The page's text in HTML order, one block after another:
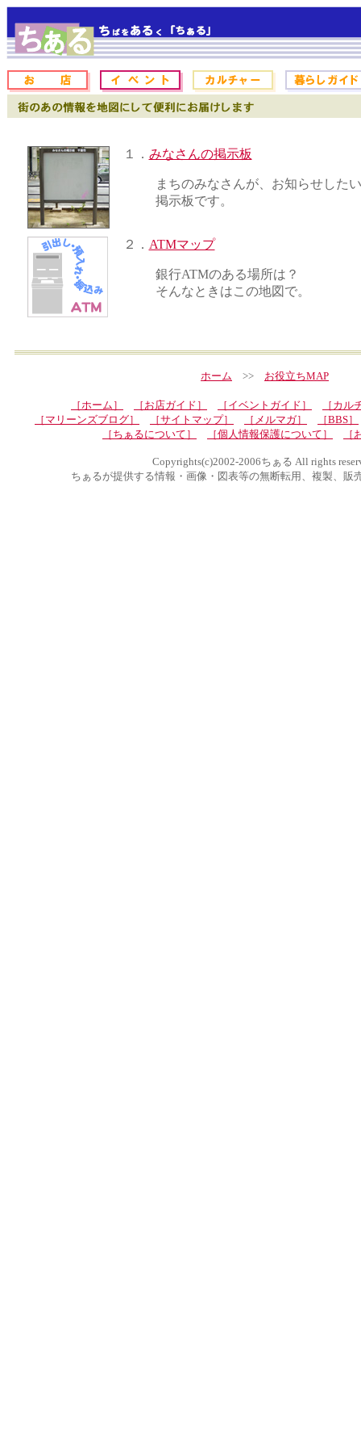
１． みなさんの掲示板
まちのみなさんが、お知らせした
掲示板です。
２． ATMマップ
銀行ATMのある場所は？
そんなときはこの地図で。
ホーム >> お役立ちMAP
［ホーム］ ［お店ガイド］ ［イベントガイド］
［カル
［マリーンズブログ］
［サイトマップ］ ［メルマガ］
［BBS］
［ちぁるについて］
［個人情報保護について］ ［
Copyrights(c)2002-2006ちぁる All rights
ちぁるが提供する情報・画像・図表等の無断転用、複製、販